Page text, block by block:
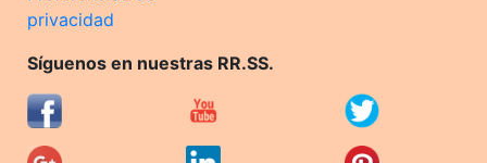
privacidad
Síguenos en nuestras RR.SS.